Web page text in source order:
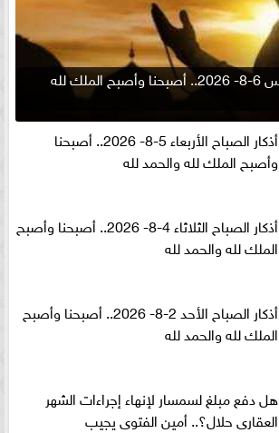
أذكار الصباح الخميس 6-8- 2026.. أصبحنا وأصبح الملك لله
أذكار الصباح الأربعاء 5-8- 2026.. أصبحنا
وأصبح الملك لله والحمد لله
أذكار الصباح الثلاثاء 4-8- 2026.. أصبحنا وأصبح
الملك لله والحمد لله
أذكار الصباح الأحد 2-8- 2026.. أصبحنا وأصبح
الملك لله والحمد لله
هل دفع مبلغ لسمسار لإنهاء إجراءات الشهر
العقارى حلال؟.. أمين الفتوى يجيب